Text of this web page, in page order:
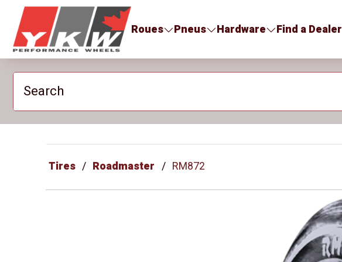
YKW Wheels
Roues
Pneus Hardware Find a Dealer
Search
Tires Roadmaster RM872